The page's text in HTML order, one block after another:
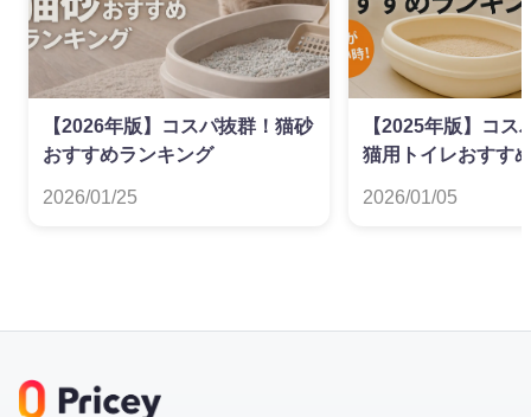
【2026年版】コスパ抜群！猫砂
おすすめランキング
2026/01/25
【2025年版】コス
猫用トイレおすす
2026/01/05